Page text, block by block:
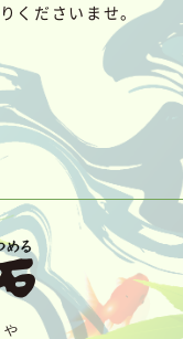
くださいませ。
や